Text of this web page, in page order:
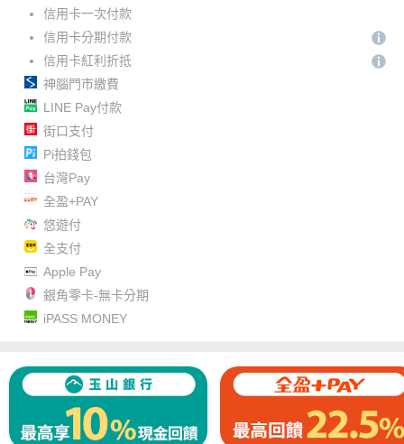
信用卡一次付款
信用卡分期付款
信用卡紅利折抵
神腦門市繳費
LINE Pay付款
街口支付
Pi拍錢包
台灣Pay
全盈+PAY
悠遊付
全支付
Apple Pay
銀角零卡-無卡分期
iPASS MONEY